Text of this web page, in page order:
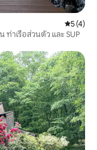
คะแนนเฉ
5 (4)
ท่าเรือส่วนตัว และ SUP